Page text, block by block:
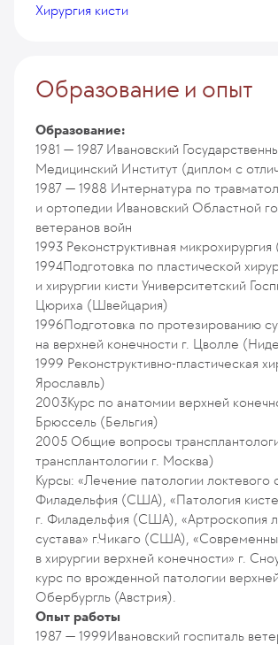
Хирургия кисти
Образование и опыт
Образование:
1981 — 1987Ивановский
Медицинский Институт (диплом с
1987 — 1988 Интернатура по
и ортопедии Ивановский Областной
ветеранов войн
1993 Реконструктивная микрохирургия
1994Подготовка по пластической
и хирургии кисти Университетский
Цюриха (Швейцария)
1996Подготовка по протезированию
на верхней конечности г. Цволле
1999 Реконструктивно-пластическая
Ярославль)
2003Курс по анатомии верхней
Брюссель (Бельгия)
2005 Общие вопросы
трансплантологии г. Москва)
Курсы: «Лечение патологии локтевого
Филадельфия (США), «Патология
г. Филадельфия (США), «Артроскопия
сустава» г.Чикаго (США),
в хирургии верхней конечности» г.
курс по врожденной патологии
Обербургль (Австрия).
Опыт работы
1987 — 1999Ивановский госпиталь